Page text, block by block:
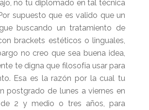
no tu diplomado en tal técnica
supuesto que es valido que un
buscando un tratamiento de
brackets estéticos o linguales,
no creo que sea buena idea,
te digna que filosofía usar para
Esa es la razón por la cual tu
postgrado de lunes a viernes en
2 y medio o tres años, para